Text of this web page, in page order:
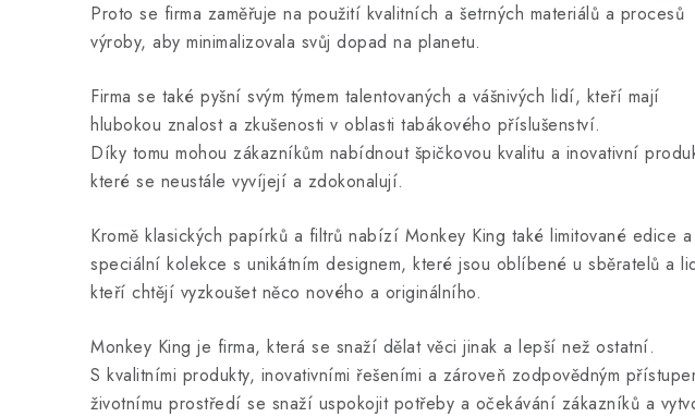
Proto se firma zaměřuje na použití kvalitních a šetrných materiálů a procesů
výroby, aby minimalizovala svůj dopad na planetu.
Firma se také pyšní svým týmem talentovaných a vášnivých lidí, kteří mají
hlubokou znalost a zkušenosti v oblasti tabákového příslušenství.
Díky tomu mohou zákazníkům nabídnout špičkovou kvalitu a inovativní
které se neustále vyvíjejí a zdokonalují.
Kromě klasických papírků a filtrů nabízí Monkey King také limitované edice a
speciální kolekce s unikátním designem, které jsou oblíbené u sběratelů a
kteří chtějí vyzkoušet něco nového a originálního.
Monkey King je firma, která se snaží dělat věci jinak a lepší než ostatní.
S kvalitními produkty, inovativními řešeními a zároveň zodpovědným
životnímu prostředí se snaží uspokojit potřeby a očekávání zákazníků a